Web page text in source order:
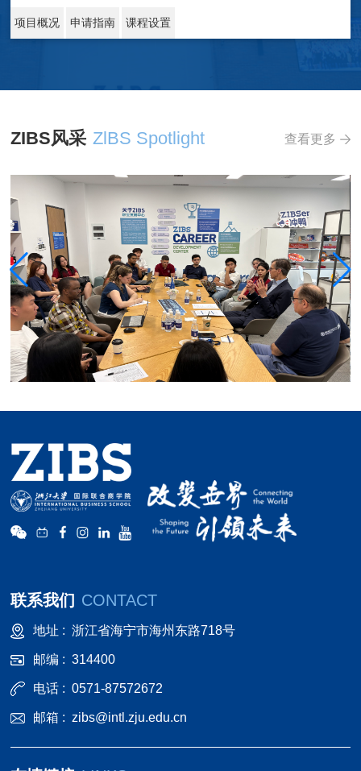
项目概况 申请指南 课程设置
ZIBS风采 ZlBS Spotlight 查看更多
联系我们 CONTACT
地址 :浙江省海宁市海州东路718号
邮编 :314400
电话 :0571-87572672
邮箱 :zibs@intl.zju.edu.cn